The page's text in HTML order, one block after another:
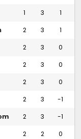
1 3 1
2 3 1
2 3 0
2 3 0
2 3 0
2 3 -1
2 3 -1
2 2 0